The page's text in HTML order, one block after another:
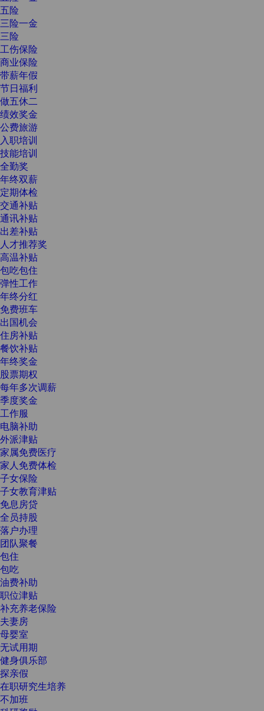
五险
三险一金
三险
工伤保险
商业保险
带薪年假
节日福利
做五休二
绩效奖金
公费旅游
入职培训
技能培训
全勤奖
年终双薪
定期体检
交通补贴
通讯补贴
出差补贴
人才推荐奖
高温补贴
包吃包住
弹性工作
年终分红
免费班车
出国机会
住房补贴
餐饮补贴
年终奖金
股票期权
每年多次调薪
季度奖金
工作服
电脑补助
外派津贴
家属免费医疗
家人免费体检
子女保险
子女教育津贴
免息房贷
全员持股
落户办理
团队聚餐
包住
包吃
油费补助
职位津贴
补充养老保险
夫妻房
母婴室
无试用期
健身俱乐部
探亲假
在职研究生培养
不加班